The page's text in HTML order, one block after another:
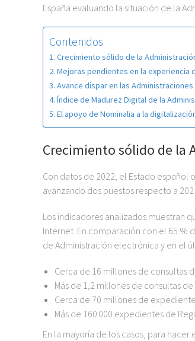
España evaluando la situación de la
Contenidos
Crecimiento sólido de la
Mejoras pendientes en la experiencia
Avance dispar en las
Índice de Madurez Digital de la
El apoyo de Nominalia a la
Crecimiento sólido de la
Con datos de 2022, el Estado
avanzando dos puestos respecto a
Los indicadores analizados muestran
Internet. En comparación con el 65 %
de Administración electrónica y en el
Cerca de 16 millones de consultas
Más de 1,2 millones de consultas
Cerca de 70 millones de
Más de 160 000 expedientes de
En la mayoría de los casos, para